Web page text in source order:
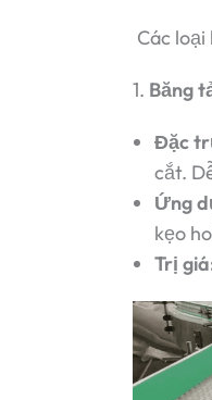
Các
1. Băng
Đặc
cắt.
Ứng
kẹo
Trị